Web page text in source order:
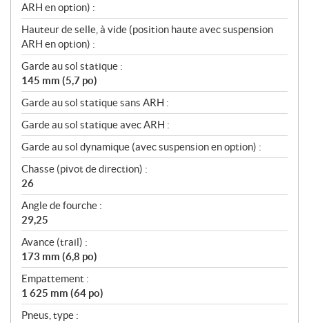
ARH en option) :
Hauteur de selle, à vide (position haute avec suspension
ARH en option) :
Garde au sol statique :
145 mm (5,7 po)
Garde au sol statique sans ARH :
Garde au sol statique avec ARH :
Garde au sol dynamique (avec suspension en option) :
Chasse (pivot de direction) :
26
Angle de fourche :
29,25
Avance (trail) :
173 mm (6,8 po)
Empattement :
1 625 mm (64 po)
Pneus, type :